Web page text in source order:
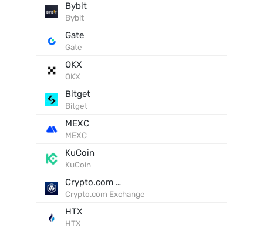
Bybit
Bybit
Gate
Gate
OKX
OKX
Bitget
Bitget
MEXC
MEXC
KuCoin
KuCoin
Crypto.com Exchange
Crypto.com Exchange
HTX
HTX